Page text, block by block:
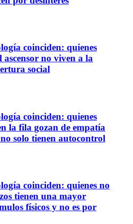
coinciden: quienes
ascensor no viven a la
social
coinciden: quienes
la fila gozan de empatía
solo tienen autocontrol
coinciden: quienes no
tienen una mayor
físicos y no es por